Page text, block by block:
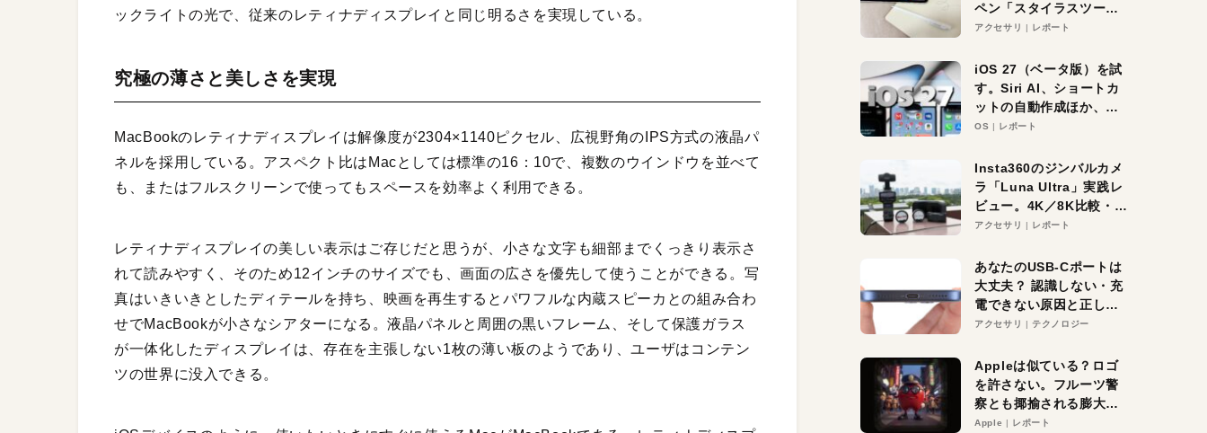
ックライトの光で、従来のレティナディスプレイと同じ明るさを実現している。
究極の薄さと美しさを実現
MacBookのレティナディスプレイは解像度が2304×1140ピクセル、広視野角のIPS方式の液晶パ
ネルを採用している。アスペクト比はMacとしては標準の16：10で、複数のウインドウを並べて
も、またはフルスクリーンで使ってもスペースを効率よく利用できる。
レティナディスプレイの美しい表示はご存じだと思うが、小さな文字も細部までくっきり表示さ
れて読みやすく、そのため12インチのサイズでも、画面の広さを優先して使うことができる。写
真はいきいきとしたディテールを持ち、映画を再生するとパワフルな内蔵スピーカとの組み合わ
せでMacBookが小さなシアターになる。液晶パネルと周囲の黒いフレーム、そして保護ガラス
が一体化したディスプレイは、存在を主張しない1枚の薄い板のようであり、ユーザはコンテン
ツの世界に没入できる。
ペン「スタイラスツーウ
ェイ」レビュー。持ち替
アクセサリ レポート
iOS 27（ベータ版）を試
す。Siri AI、ショートカ
ットの自動作成ほか、期
待大の便利機能5選。
る未来はすぐそこ！
OS レポート
Insta360のジンバルカメ
ラ「Luna Ultra」実践レ
ビュー。4K／8K比較・ズ
ーム・夜間撮影をチェッ
アクセサリ レポート
あなたのUSB-Cポートは
大丈夫？ 認識しない・充
電できない原因と正しい
対策
アクセサリ テクノロジー
Appleは似ている？ロゴ
を許さない。フルーツ警
察とも揶揄される膨大な
異議申し立て。対象は非
Apple レポート